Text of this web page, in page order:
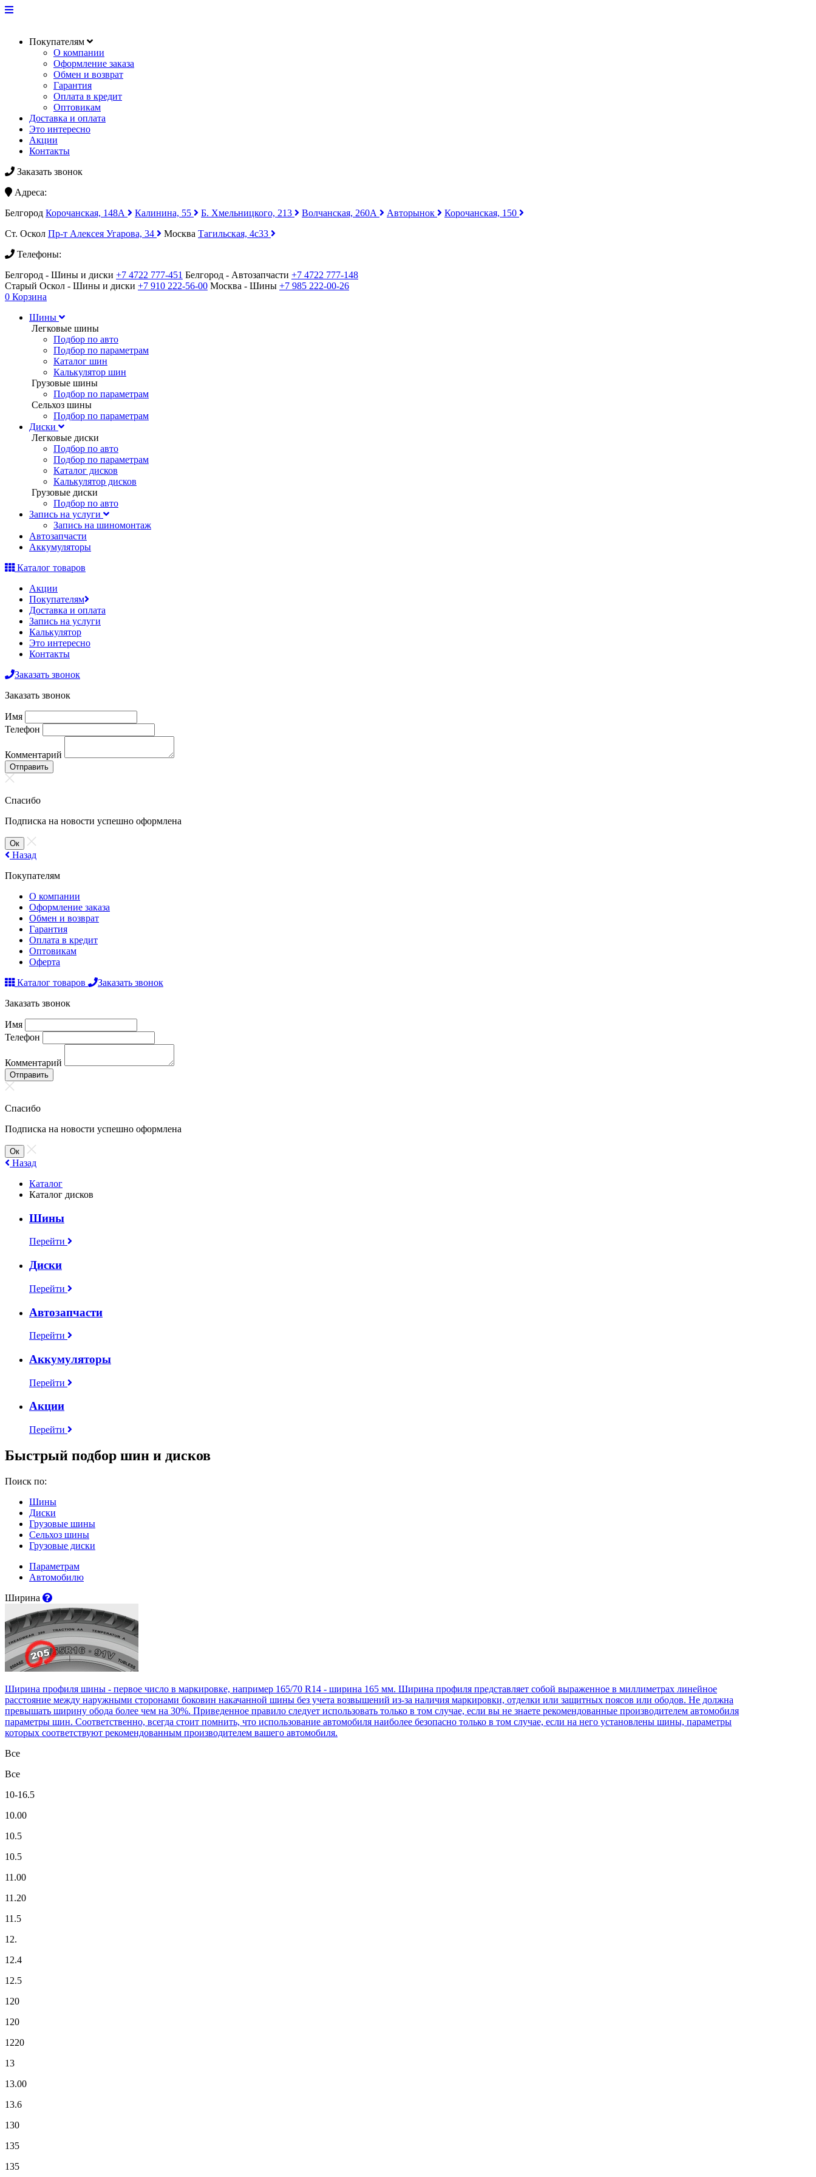
Покупателям
О компании
Оформление заказа
Обмен и возврат
Гарантия
Оплата в кредит
Оптовикам
Доставка и оплата
Это интересно
Акции
Контакты
Заказать звонок
Адреса:
Белгород Корочанская, 148А Калинина, 55 Б. Хмельницкого, 213 Волчанская, 260А Авторынок
Корочанская, 150
Ст. Оскол Пр-т Алексея Угарова, 34 Москва Тагильская, 4с33
Телефоны:
Белгород - Шины и диски +7 4722 777-451 Белгород - Автозапчасти +7 4722 777-148
Старый Оскол - Шины и диски +7 910 222-56-00 Москва - Шины +7 985 222-00-26
0 Корзина
Шины
Легковые шины
Подбор по авто
Подбор по параметрам
Каталог шин
Калькулятор шин
Грузовые шины
Подбор по параметрам
Сельхоз шины
Подбор по параметрам
Диски
Легковые диски
Подбор по авто
Подбор по параметрам
Каталог дисков
Калькулятор дисков
Грузовые диски
Подбор по авто
Запись на услуги
Запись на шиномонтаж
Автозапчасти
Аккумуляторы
Каталог товаров
Акции
Покупателям
Доставка и оплата
Запись на услуги
Калькулятор
Это интересно
Контакты
Заказать звонок
Заказать звонок
Имя
Телефон
Комментарий
Отправить
Спасибо
Подписка на новости успешно оформлена
Ок
Назад
Покупателям
О компании
Оформление заказа
Обмен и возврат
Гарантия
Оплата в кредит
Оптовикам
Оферта
Каталог товаров
Заказать звонок
Заказать звонок
Имя
Телефон
Комментарий
Отправить
Спасибо
Подписка на новости успешно оформлена
Ок
Назад
Каталог
Каталог дисков
Шины
Перейти
Диски
Перейти
Автозапчасти
Перейти
Аккумуляторы
Перейти
Акции
Перейти
Быстрый подбор шин и дисков
Поиск по:
Шины
Диски
Грузовые шины
Сельхоз шины
Грузовые диски
Параметрам
Автомобилю
Ширина
Ширина профиля шины - первое число в маркировке, например 165/70 R14 - ширина 165 мм. Ширина профиля представляет собой выраженное в миллиметрах линейное
расстояние между наружными сторонами боковин накачанной шины без учета возвышений из-за наличия маркировки, отделки или защитных поясов или ободов. Не должна
превышать ширину обода более чем на 30%. Приведенное правило следует использовать только в том случае, если вы не знаете рекомендованные производителем автомобиля
параметры шин. Соответственно, всегда стоит помнить, что использование автомобиля наиболее безопасно только в том случае, если на него установлены шины, параметры
которых соответствуют рекомендованным производителем вашего автомобиля.
Все
Все
10-16.5
10.00
10.5
10.5
11.00
11.20
11.5
12.
12.4
12.5
120
120
1220
13
13.00
13.6
130
135
135